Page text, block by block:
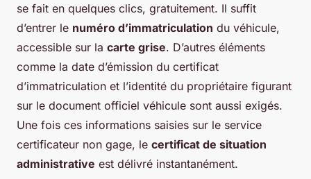
se fait en quelques clics, gratuitement. Il suffit
d’entrer le numéro d’immatriculation du véhicule,
accessible sur la carte grise. D’autres éléments
comme la date d’émission du certificat
d’immatriculation et l’identité du propriétaire figurant
sur le document officiel véhicule sont aussi exigés.
Une fois ces informations saisies sur le service
certificateur non gage, le certificat de situation
administrative est délivré instantanément.